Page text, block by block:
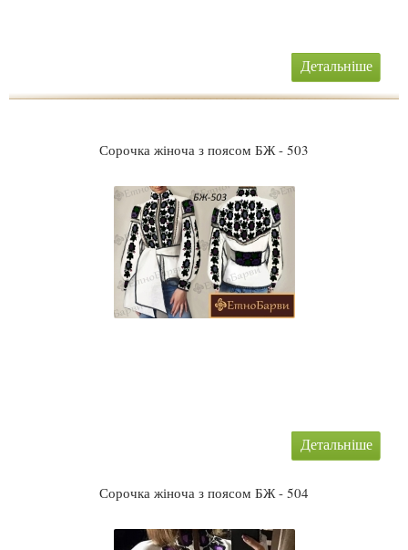
Детальніше
Сорочка жіноча з поясом БЖ - 503
Детальніше
Сорочка жіноча з поясом БЖ - 504